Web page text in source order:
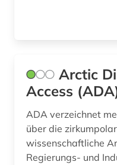
geschichte (7)
gesellschaft (1)
gesetz (1)
Arctic
Access
ADA verzeichnet
über die
wissenschaftliche
Regierungs- und